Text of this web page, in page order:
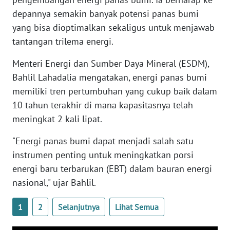
depannya semakin banyak potensi panas bumi
yang bisa dioptimalkan sekaligus untuk menjawab
tantangan trilema energi.
Menteri Energi dan Sumber Daya Mineral (ESDM),
Bahlil Lahadalia mengatakan, energi panas bumi
memiliki tren pertumbuhan yang cukup baik dalam
10 tahun terakhir di mana kapasitasnya telah
meningkat 2 kali lipat.
"Energi panas bumi dapat menjadi salah satu
instrumen penting untuk meningkatkan porsi
energi baru terbarukan (EBT) dalam bauran energi
nasional," ujar Bahlil.
1 2 Selanjutnya Lihat Semua
WN
JATENG
NUSANTARA
WN
JOGJA
JATIM
WN
BALI
KALBAR